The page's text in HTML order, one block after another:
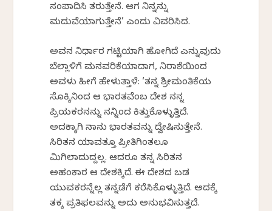
ಸಂಪಾದಿಸಿ ತರುತ್ತೇನೆ. ಆಗ ನಿನ್ನನ್ನು
ಮದುವೆಯಾಗುತ್ತೇನೆ’ ಎಂದು ವಿವರಿಸಿದ.
ಅವನ ನಿರ್ಧಾರ ಗಟ್ಟಿಯಾಗಿ ಹೋಗಿದೆ ಎನ್ನುವುದು
ಬೆಲ್ಲಾಳಿಗೆ ಮನವರಿಕೆಯಾದಾಗ, ನಿರಾಶೆಯಿಂದ
ಅವಳು ಹೀಗೆ ಹೇಳುತ್ತಾಳೆ: ‘ತನ್ನ ಶ್ರೀಮಂತಿಕೆಯ
ಸೊಕ್ಕಿನಿಂದ ಆ ಭಾರತವೆಂಬ ದೇಶ ನನ್ನ
ಪ್ರಿಯಕರನನ್ನು ನನ್ನಿಂದ ಕಿತ್ತುಕೊಳ್ಳುತ್ತಿದೆ.
ಅದಕ್ಕಾಗಿ ನಾನು ಭಾರತವನ್ನು ದ್ವೇಷಿಸುತ್ತೇನೆ.
ಸಿರಿತನ ಯಾವತ್ತೂ ಪ್ರೀತಿಗಿಂತಲೂ
ಮಿಗಿಲಾದುದ್ದಲ್ಲ. ಆದರೂ ತನ್ನ ಸಿರಿತನ
ಅಹಂಕಾರ ಆ ದೇಶಕ್ಕಿದೆ. ಈ ದೇಶದ ಬಡ
ಯುವಕರನ್ನೆಲ್ಲ ತನ್ನಡೆಗೆ ಕರೆಸಿಕೊಳ್ಳುತ್ತಿದೆ. ಅದಕ್ಕೆ
ತಕ್ಕ ಪ್ರತಿಫಲವನ್ನು ಅದು ಅನುಭವಿಸುತ್ತದೆ.